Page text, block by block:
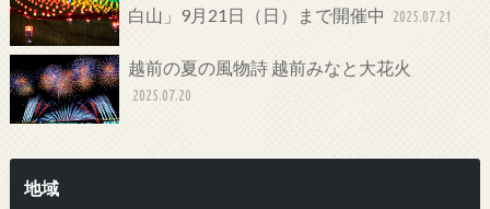
白山」9月21日（日）まで開催中
2025.07.21
越前の夏の風物詩 越前みなと大花火
2025.07.20
地域